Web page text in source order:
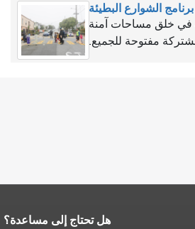
برنامج الشوارع البطيئة
في خلق مساحات آمنة
مفتوحة للجميع.
هل تحتاج إلى مساعدة؟